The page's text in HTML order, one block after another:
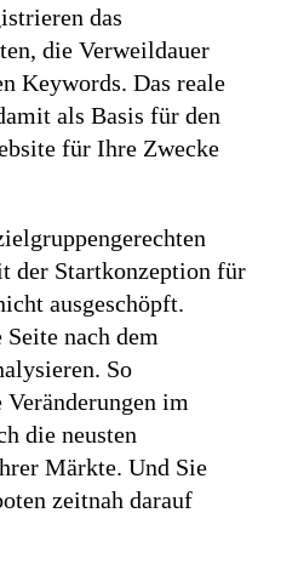
das
die Verweildauer
Keywords. Das reale
als Basis für den
für Ihre Zwecke
der Startkonzeption für
ausgeschöpft.
nach dem
So
im
die neusten
Märkte. Und Sie
zeitnah darauf